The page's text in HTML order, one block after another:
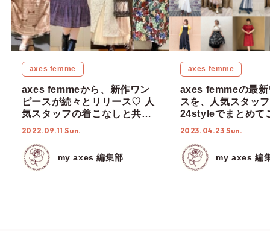
axes femme
axes femmeから、新作ワン
ピースが続々とリリース♡ 人
気スタッフの着こなしと共に
ご紹介！
2022.09.11 Sun.
my axes 編集部
axes femme
axes femmeの最新
スを、人気スタッ
24styleでまとめて
♡【新作アイテム】
2023.04.23 Sun.
my axes 編